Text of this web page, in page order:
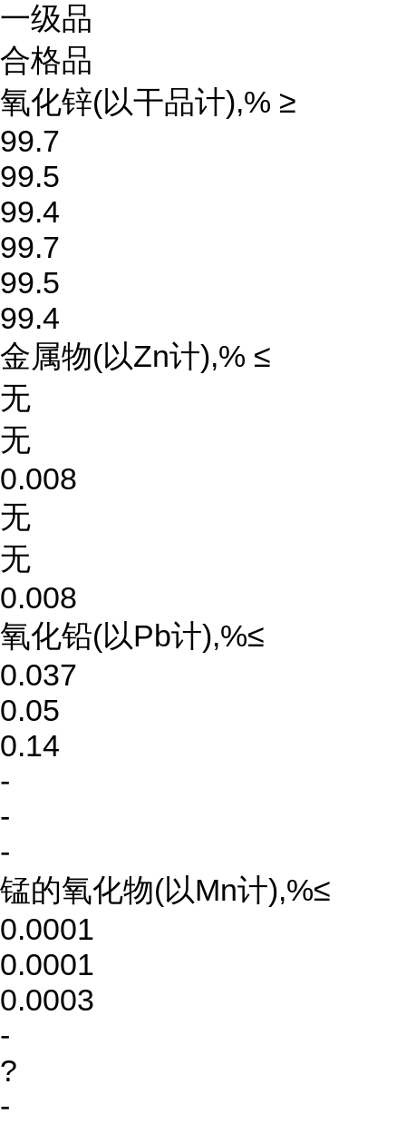
一级品
合格品
氧化锌(以干品计),% ≥
99.7
99.5
99.4
99.7
99.5
99.4
金属物(以Zn计),% ≤
无
无
0.008
无
无
0.008
氧化铅(以Pb计),%≤
0.037
0.05
0.14
-
-
-
锰的氧化物(以Mn计),%≤
0.0001
0.0001
0.0003
-
?
-